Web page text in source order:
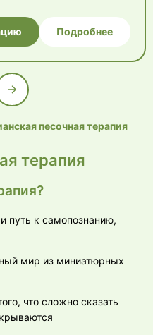
Подробнее
песочная терапия
терапия
путь к самопознанию,
мир из миниатюрных
что сложно сказать